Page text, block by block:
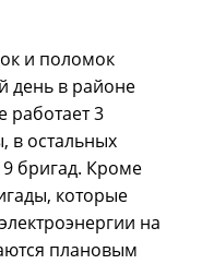
и поломок
день в районе
работает 3
в остальных
9 бригад. Кроме
которые
на
плановым